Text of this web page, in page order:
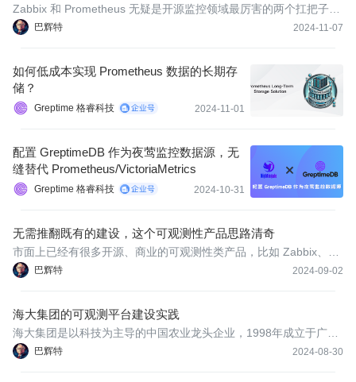
巴辉特 2024-11-07
Zabbix 和 Prometheus 无疑是开源监控领域最厉害的两个扛把子，
在企业落地选型时应该如何做选择呢？本文尝试从数据采集、告
如何低成本实现 Prometheus 数据的长期存
储？
Greptime 格睿科技 2024-11-01
配置 GreptimeDB 作为夜莺监控数据源，无
缝替代 Prometheus/VictoriaMetrics
Greptime 格睿科技 2024-10-31
无需推翻既有的建设，这个可观测性产品思路清奇
巴辉特 2024-09-02
市面上已经有很多开源、商业的可观测性类产品，比如 Zabbix、Pr
ometheus、Nightingale、SigNoz、SkyWalking、ELK 等等，而且
来看两组
海大集团的可观测平台建设实践
巴辉特 2024-08-30
海大集团是以科技为主导的中国农业龙头企业，1998年成立于广东
广州，目前业务涵盖饲料、种苗、动保疫苗、智慧养殖、食品加工